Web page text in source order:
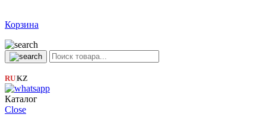
Корзина
RU|KZ
Каталог
Close